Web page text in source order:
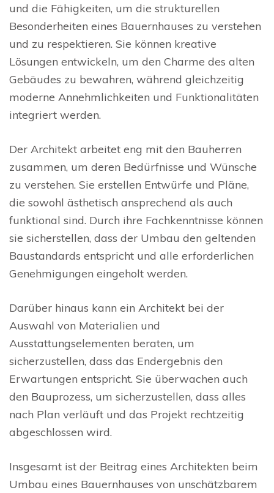
und die Fähigkeiten, um die strukturellen
Besonderheiten eines Bauernhauses zu verstehen
und zu respektieren. Sie können kreative
Lösungen entwickeln, um den Charme des alten
Gebäudes zu bewahren, während gleichzeitig
moderne Annehmlichkeiten und Funktionalitäten
integriert werden.
Der Architekt arbeitet eng mit den Bauherren
zusammen, um deren Bedürfnisse und Wünsche
zu verstehen. Sie erstellen Entwürfe und Pläne,
die sowohl ästhetisch ansprechend als auch
funktional sind. Durch ihre Fachkenntnisse können
sie sicherstellen, dass der Umbau den geltenden
Baustandards entspricht und alle erforderlichen
Genehmigungen eingeholt werden.
Darüber hinaus kann ein Architekt bei der
Auswahl von Materialien und
Ausstattungselementen beraten, um
sicherzustellen, dass das Endergebnis den
Erwartungen entspricht. Sie überwachen auch
den Bauprozess, um sicherzustellen, dass alles
nach Plan verläuft und das Projekt rechtzeitig
abgeschlossen wird.
Insgesamt ist der Beitrag eines Architekten beim
Umbau eines Bauernhauses von unschätzbarem